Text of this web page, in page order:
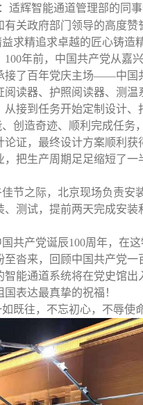
适辉智能通道管理部的同
关政府部门领导的高度赞
精追求卓越的匠心铸造
100年前，中国共产党从嘉
接了百年党庆主场——中国
阅读器、护照阅读器、测
从接到任务开始定制设计
造奇迹、顺利完成任务
论证，最终设计方案顺利
，把生产周期足足缩短了
之际，北京现场负责安
、测试，提前两天完成安
共产党诞辰100周年，在
至沓来，回顾中国共产党
能通道系统将在党史馆
表达最真挚的祝福！
往，不忘初心，不辱使